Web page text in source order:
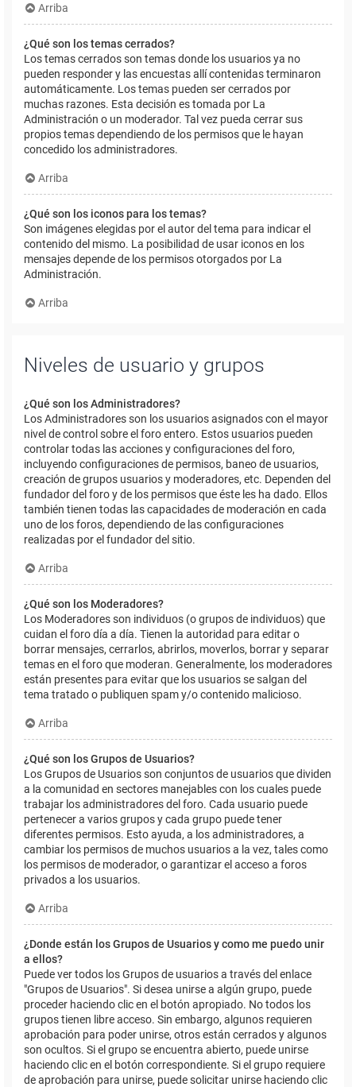
Arriba
¿Qué son los temas cerrados?
Los temas cerrados son temas donde los usuarios ya no
pueden responder y las encuestas allí contenidas terminaron
automáticamente. Los temas pueden ser cerrados por
muchas razones. Esta decisión es tomada por La
Administración o un moderador. Tal vez pueda cerrar sus
propios temas dependiendo de los permisos que le hayan
concedido los administradores.
Arriba
¿Qué son los iconos para los temas?
Son imágenes elegidas por el autor del tema para indicar el
contenido del mismo. La posibilidad de usar iconos en los
mensajes depende de los permisos otorgados por La
Administración.
Arriba
Niveles de usuario y grupos
¿Qué son los Administradores?
Los Administradores son los usuarios asignados con el mayor
nivel de control sobre el foro entero. Estos usuarios pueden
controlar todas las acciones y configuraciones del foro,
incluyendo configuraciones de permisos, baneo de usuarios,
creación de grupos usuarios y moderadores, etc. Dependen del
fundador del foro y de los permisos que éste les ha dado. Ellos
también tienen todas las capacidades de moderación en cada
uno de los foros, dependiendo de las configuraciones
realizadas por el fundador del sitio.
Arriba
¿Qué son los Moderadores?
Los Moderadores son individuos (o grupos de individuos) que
cuidan el foro día a día. Tienen la autoridad para editar o
borrar mensajes, cerrarlos, abrirlos, moverlos, borrar y separar
temas en el foro que moderan. Generalmente, los moderadores
están presentes para evitar que los usuarios se salgan del
tema tratado o publiquen spam y/o contenido malicioso.
Arriba
¿Qué son los Grupos de Usuarios?
Los Grupos de Usuarios son conjuntos de usuarios que dividen
a la comunidad en sectores manejables con los cuales puede
trabajar los administradores del foro. Cada usuario puede
pertenecer a varios grupos y cada grupo puede tener
diferentes permisos. Esto ayuda, a los administradores, a
cambiar los permisos de muchos usuarios a la vez, tales como
los permisos de moderador, o garantizar el acceso a foros
privados a los usuarios.
Arriba
¿Donde están los Grupos de Usuarios y como me puedo unir
a ellos?
Puede ver todos los Grupos de usuarios a través del enlace
"Grupos de Usuarios". Si desea unirse a algún grupo, puede
proceder haciendo clic en el botón apropiado. No todos los
grupos tienen libre acceso. Sin embargo, algunos requieren
aprobación para poder unirse, otros están cerrados y algunos
son ocultos. Si el grupo se encuentra abierto, puede unirse
haciendo clic en el botón correspondiente. Si el grupo requiere
de aprobación para unirse, puede solicitar unirse haciendo clic